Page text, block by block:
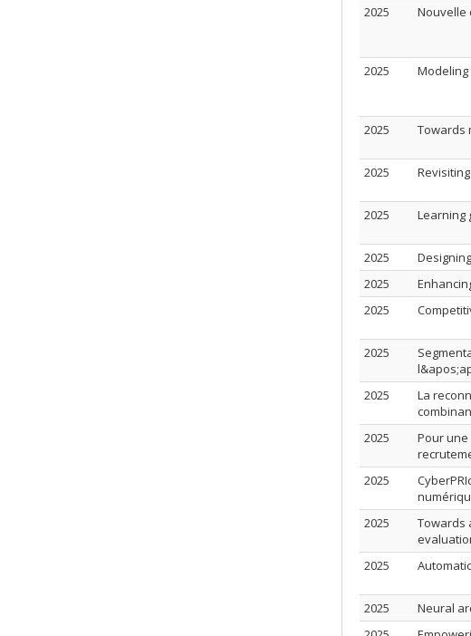
2025 Nouvelle
2025
2025 Towards
2025
2025 Learning
2025
2025
2025
2025
2025
La
2025
Pour
2025
2025
Towards
2025
2025 Neural